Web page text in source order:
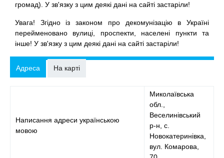
громад). У зв'язку з цим деякі дані на сайті застаріли!
Увага! Згідно із законом про декомунізацію в Україні
перейменовано вулиці, проспекти, населені пункти та
інше! У зв'язку з цим деякі дані на сайті застаріли!
Адреса На карті
Написання адреси українською
мовою
Миколаївська
обл.,
Веселинівський
р-н, с.
Новокатеринівка,
вул. Комарова,